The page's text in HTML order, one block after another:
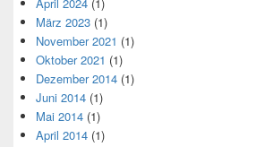
März 2023 (1)
November 2021 (1)
Oktober 2021 (1)
Dezember 2014 (1)
Juni 2014 (1)
Mai 2014 (1)
April 2014 (1)